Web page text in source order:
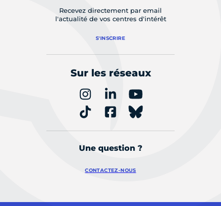
Recevez directement par email
l'actualité de vos centres d'intérêt
S'INSCRIRE
Sur les réseaux
Une question ?
CONTACTEZ-NOUS